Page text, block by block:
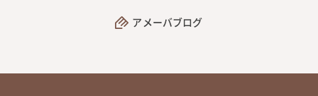
アメーバブログ